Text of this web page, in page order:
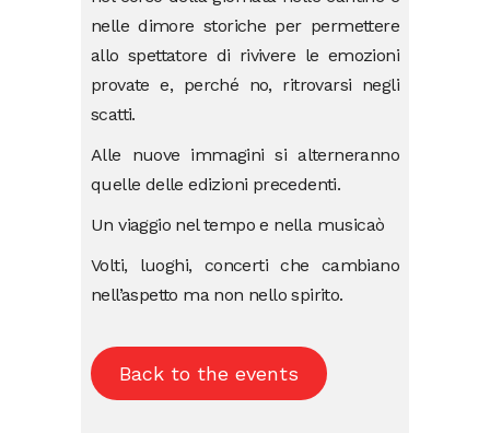
nelle dimore storiche per permettere
allo spettatore di rivivere le emozioni
provate e, perché no, ritrovarsi negli
scatti.
Alle nuove immagini si alterneranno
quelle delle edizioni precedenti.
Un viaggio nel tempo e nella musicaò
Volti, luoghi, concerti che cambiano
nell’aspetto ma non nello spirito.
Back to the events